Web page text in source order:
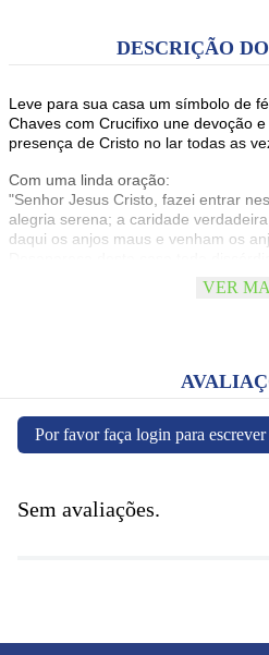
DESCRIÇÃO
Leve para sua casa um símbolo de
Chaves com Crucifixo une devoção
presença de Cristo no lar todas as
Com uma linda oração:
"Senhor Jesus Cristo, fazei entrar
alegria serena; a caridade
daqui os anjos maus e venham os
de Vosso Sando Nome. E abençoai
Filho e do Espírito Santo. Amém!"
Material: Madeira, metais comuns,
Dimensões: 24cm (A) x 15cm (L)
VER
Por favor faça login para
Sem avaliações.